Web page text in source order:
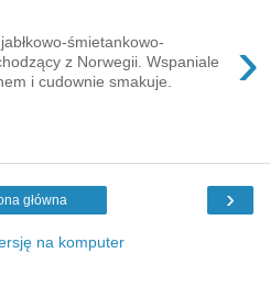
›
śmietankowo-
z Norwegii. Wspaniale
i cudownie smakuje.
›
główna
na komputer